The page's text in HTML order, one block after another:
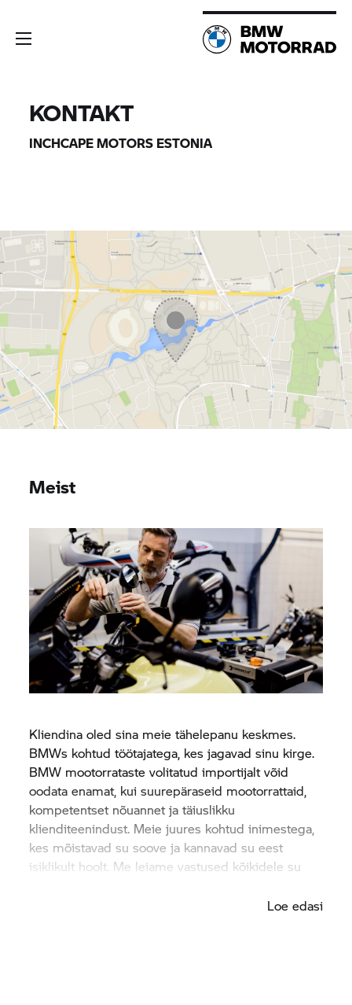
KONTAKT
INCHCAPE MOTORS ESTONIA
Meist
Kliendina oled sina meie tähelepanu keskmes.
BMWs kohtud töötajatega, kes jagavad sinu kirge.
BMW mootorrataste volitatud importijalt võid
oodata enamat, kui suurepäraseid mootorrattaid,
kompetentset nõuannet ja täiuslikku
klienditeenindust. Meie juures kohtud inimestega,
kes mõistavad su soove ja kannavad su eest
isiklikult hoolt. Me leiame vastused kõikidele su
Loe edasi